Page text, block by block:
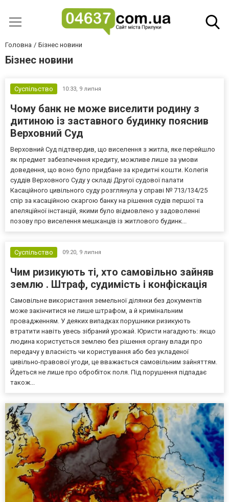
Головна Бізнес новини
Бізнес новини
Суспільство 10:33, 9 липня
Чому банк не може виселити родину з
дитиною із заставного будинку пояснив
Верховний Суд
Верховний Суд підтвердив, що виселення з житла, яке перейшло
як предмет забезпечення кредиту, можливе лише за умови
доведення, що воно було придбане за кредитні кошти. Колегія
суддів Верховного Суду у складі Другої судової палати
Касаційного цивільного суду розглянула у справі № 713/134/25
спір за касаційною скаргою банку на рішення судів першої та
апеляційної інстанцій, якими було відмовлено у задоволенні
позову про виселення мешканців із житлового будинк...
Суспільство 09:20, 9 липня
Чим ризикують ті, хто самовільно зайняв
землю . Штраф, судимість і конфіскація
Самовільне використання земельної ділянки без документів
може закінчитися не лише штрафом, а й кримінальним
провадженням. У деяких випадках порушники ризикують
втратити навіть увесь зібраний урожай. Юристи нагадують: якщо
людина користується землею без рішення органу влади про
передачу у власність чи користування або без укладеної
цивільно-правової угоди, це вважається самовільним зайняттям.
Йдеться не лише про обробіток поля. Під порушення підпадає
також...